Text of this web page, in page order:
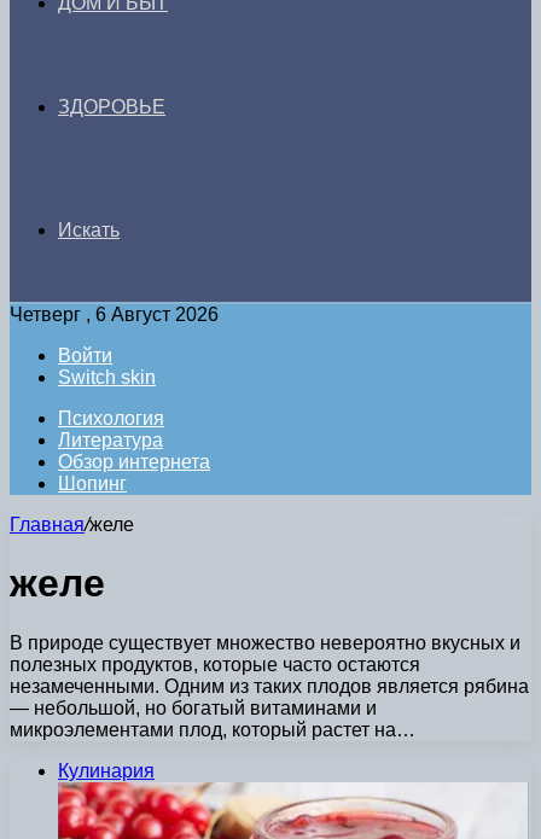
ЗДОРОВЬЕ
Искать
Четверг , 6 Август 2026
Войти
Switch skin
Психология
Литература
Обзор интернета
Шопинг
Главная/желе
желе
В природе существует множество невероятно вкусных и
полезных продуктов, которые часто остаются
незамеченными. Одним из таких плодов является рябина
— небольшой, но богатый витаминами и
микроэлементами плод, который растет на…
Кулинария